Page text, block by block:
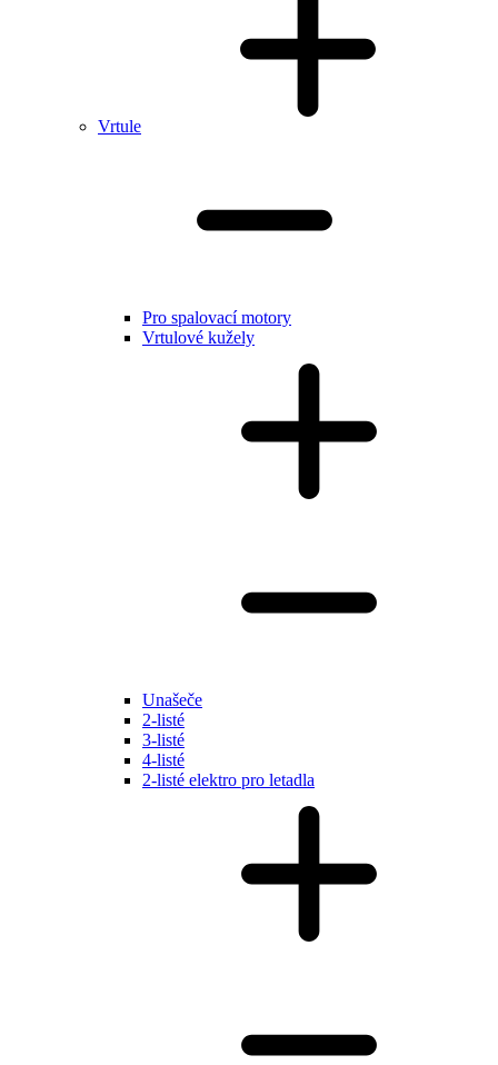
Vrtule
Pro spalovací motory
Vrtulové kužely
Unašeče
2-listé
3-listé
4-listé
2-listé elektro pro letadla